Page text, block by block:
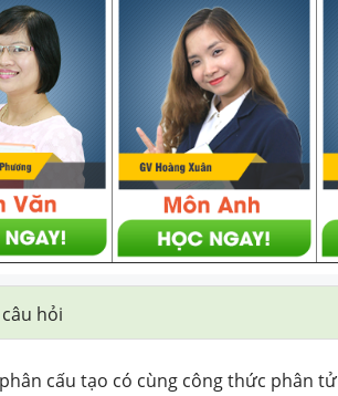
hỏi
cấu tạo có cùng công thức phân tử